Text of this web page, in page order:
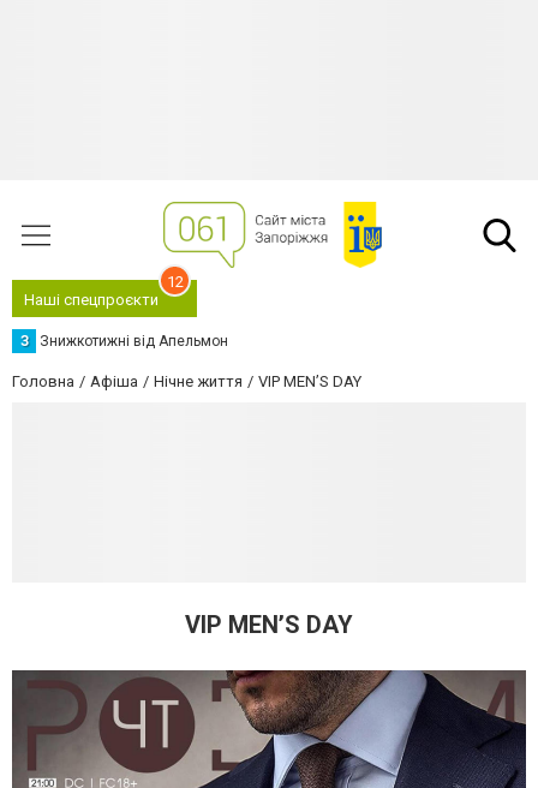
Наші спецпроєкти
12
З Знижкотижні від Апельмон
Головна Афіша Нічне життя VIP MEN’S DAY
VIP MEN’S DAY